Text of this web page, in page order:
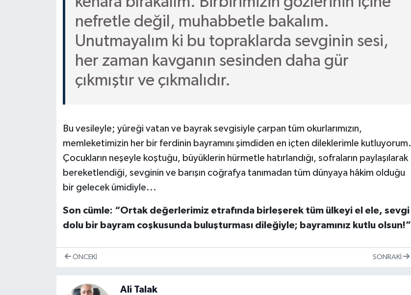
nefretle değil, muhabbetle bakalım.
Unutmayalım ki bu topraklarda sevginin sesi,
her zaman kavganın sesinden daha gür
çıkmıştır ve çıkmalıdır.
Bu vesileyle; yüreği vatan ve bayrak sevgisiyle çarpan tüm okurlarımızın,
memleketimizin her bir ferdinin bayramını şimdiden en içten dileklerimle kutluyorum.
Çocukların neşeyle koştuğu, büyüklerin hürmetle hatırlandığı, sofraların paylaşılarak
bereketlendiği, sevginin ve barışın coğrafya tanımadan tüm dünyaya hâkim olduğu
bir gelecek ümidiyle...
Son cümle: “Ortak değerlerimiz etrafında birleşerek tüm ülkeyi el ele, sevgi
dolu bir bayram coşkusunda buluşturması dileğiyle; bayramınız kutlu olsun!”
ÖNCEKI SONRAKI
Ali Talak